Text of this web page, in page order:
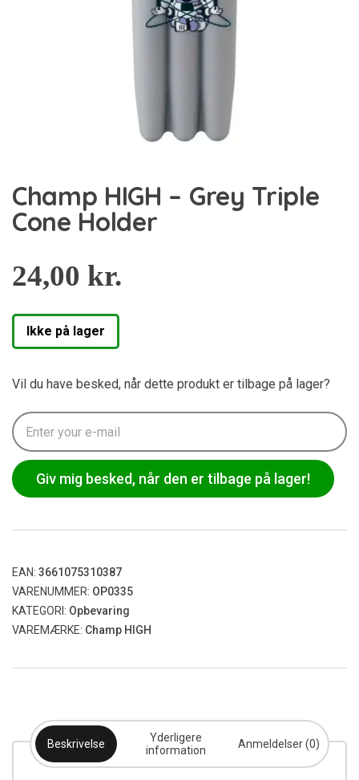
Champ HIGH – Grey Triple
Cone Holder
24,00 kr.
Ikke på lager
Vil du have besked, når dette produkt er tilbage på lager?
Giv mig besked, når den er tilbage på lager!
EAN: 3661075310387
VARENUMMER: OP0335
KATEGORI: Opbevaring
VAREMÆRKE: Champ HIGH
Beskrivelse
Yderligere
information
Anmeldelser (0)